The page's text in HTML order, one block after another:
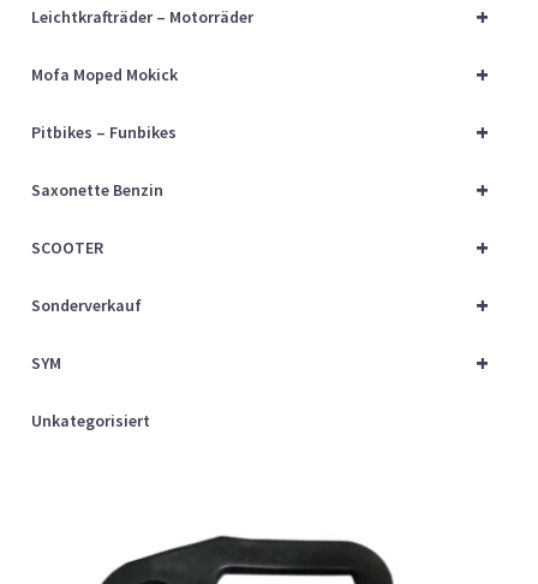
+
Leichtkrafträder – Motorräder
+
Mofa Moped Mokick
+
Pitbikes – Funbikes
+
Saxonette Benzin
+
SCOOTER
+
Sonderverkauf
+
SYM
Unkategorisiert